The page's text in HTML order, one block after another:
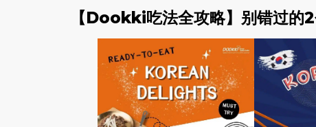
【Dookki吃法全攻略】别错过的